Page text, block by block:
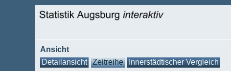
Ansicht
Detailansicht
Zeitreihe Innerstädtischer Vergleich